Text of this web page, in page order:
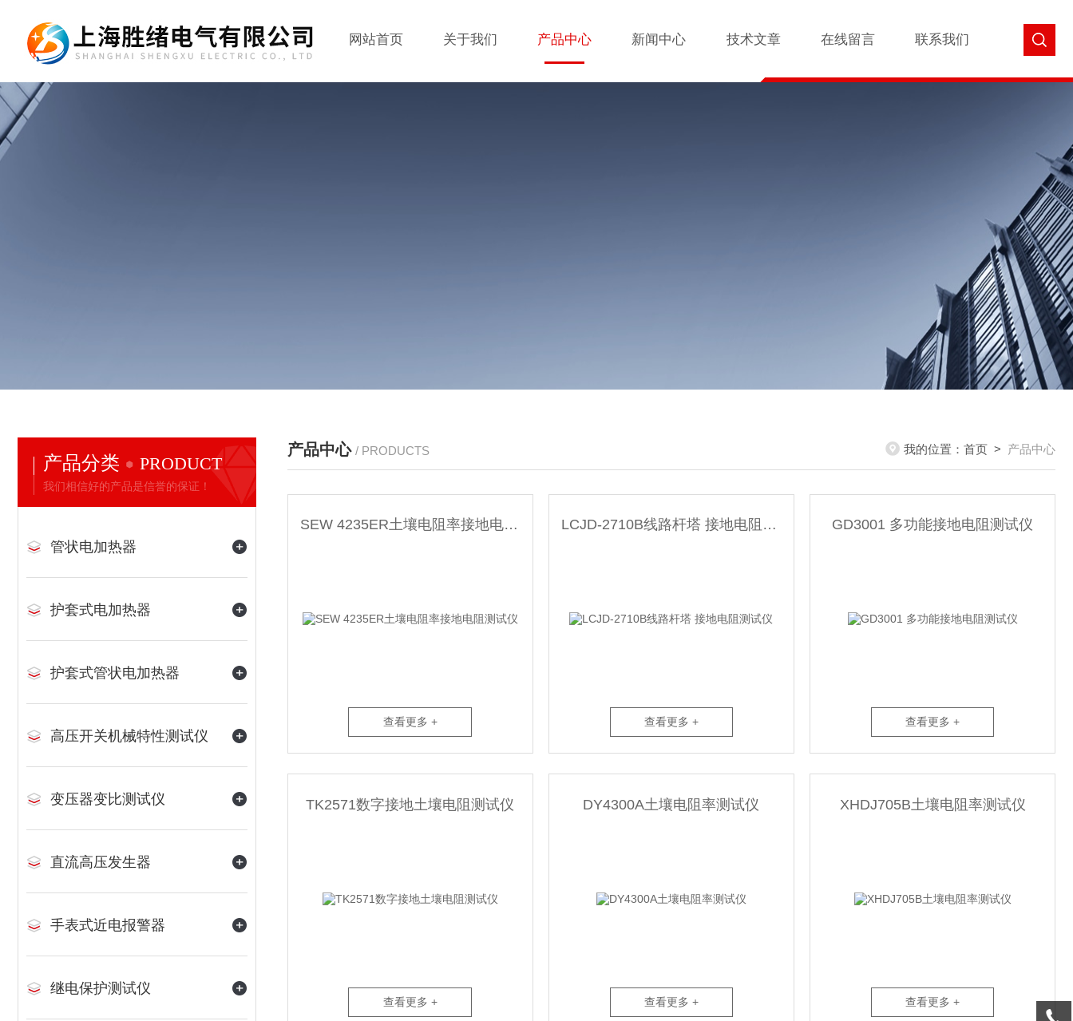
网站首页 关于我们 产品中心 新闻中心 技术文章 在线留言 联系我们
产品分类 PRODUCT
我们相信好的产品是信誉的保证！
管状电加热器
护套式电加热器
护套式管状电加热器
高压开关机械特性测试仪
变压器变比测试仪
直流高压发生器
手表式近电报警器
继电保护测试仪
产品中心 / PRODUCTS 我的位置： 首页 > 产品中心
SEW 4235ER土壤电阻率接地电阻测试仪
查看更多 +
LCJD-2710B线路杆塔 接地电阻测试仪
查看更多 +
GD3001 多功能接地电阻测试仪
查看更多 +
TK2571数字接地土壤电阻测试仪
查看更多 +
DY4300A土壤电阻率测试仪​
查看更多 +
XHDJ705B土壤电阻率测试仪
查看更多 +